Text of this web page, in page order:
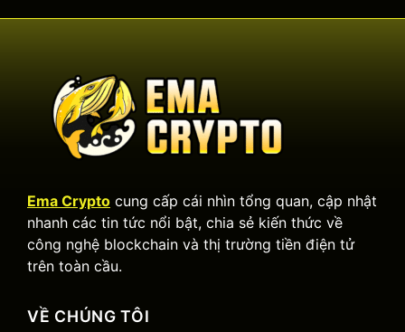
Ema Crypto cung cấp cái nhìn tổng quan, cập nhật
nhanh các tin tức nổi bật, chia sẻ kiến thức về
công nghệ blockchain và thị trường tiền điện tử
trên toàn cầu.
VỀ CHÚNG TÔI